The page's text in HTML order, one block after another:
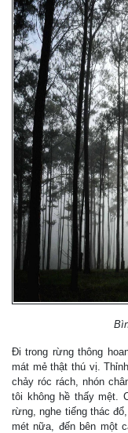
Đi trong rừng thông
mát mẻ thật thú vị.
chảy róc rách, nhón
tôi không hề thấy mệt.
rừng, nghe tiếng thác
mét nữa, đến bên một